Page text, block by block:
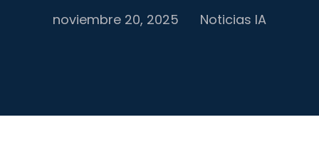
noviembre 20, 2025 Noticias IA